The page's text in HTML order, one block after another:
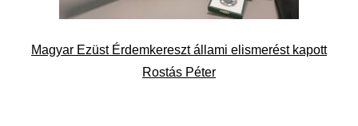
Magyar Ezüst Érdemkereszt állami elismerést kapott
Rostás Péter